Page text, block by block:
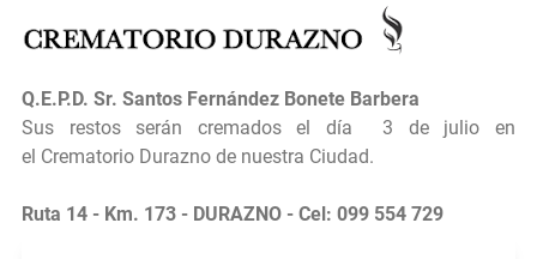
Q.E.P.D. Sr. Santos Fernández Bonete Barbera
Sus restos serán cremados el día
3 de julio en
el Crematorio Durazno de nuestra Ciudad.
Ruta 14 - Km. 173 - DURAZNO - Cel: 099 554 729